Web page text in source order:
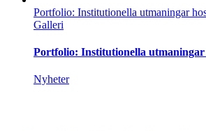
Portfolio: Institutionella utmaningar
Galleri
Portfolio: Institutionella utmaningar
Nyheter